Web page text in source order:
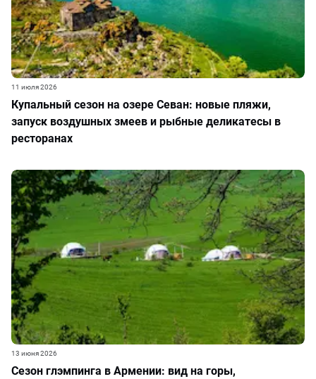
Купальный сезон на озере Севан: новые пляжи,
запуск воздушных змеев и рыбные деликатесы в
ресторанах
11 июля 2026
Сезон глэмпинга в Армении: вид на горы,
13 июня 2026